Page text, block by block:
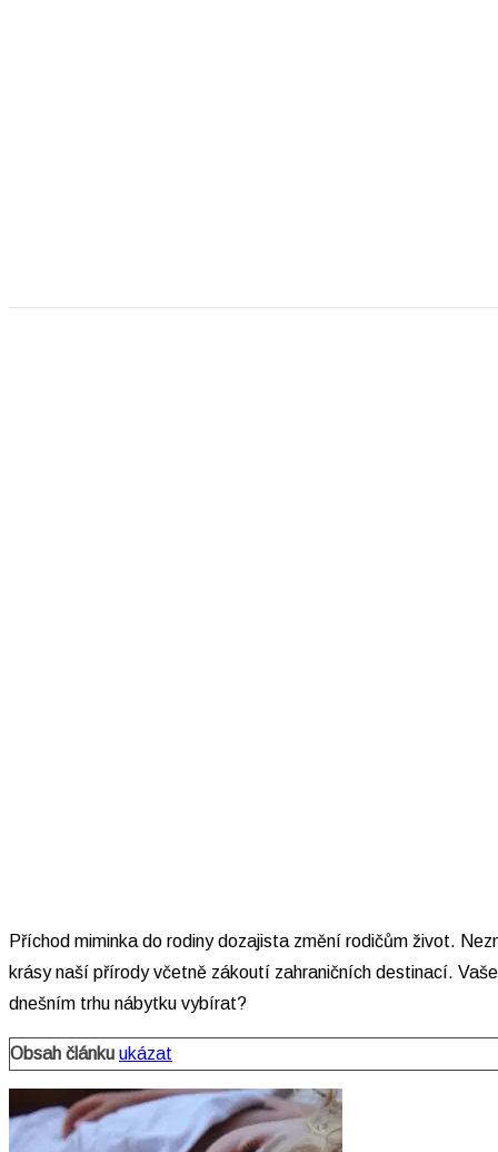
Příchod miminka do rodiny dozajista změní rodičům život.
krásy naší přírody včetně zákoutí zahraničních destinací.
dnešním trhu nábytku vybírat?
Obsah článku ukázat